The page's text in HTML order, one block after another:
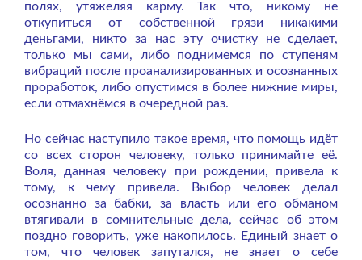
полях, утяжеляя карму. Так что, никому не
откупиться от собственной грязи никакими
деньгами, никто за нас эту очистку не сделает,
только мы сами, либо поднимемся по ступеням
вибраций после проанализированных и осознанных
проработок, либо опустимся в более нижние миры,
если отмахнёмся в очередной раз.
Но сейчас наступило такое время, что помощь идёт
со всех сторон человеку, только принимайте её.
Воля, данная человеку при рождении, привела к
тому, к чему привела. Выбор человек делал
осознанно за бабки, за власть или его обманом
втягивали в сомнительные дела, сейчас об этом
поздно говорить, уже накопилось. Единый знает о
том, что человек запутался, не знает о себе